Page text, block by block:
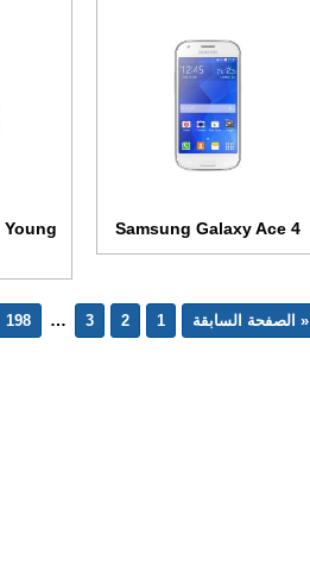
Samsung Galaxy Ace 4
Young
« الصفحة السابقة 1
2
3
…
198